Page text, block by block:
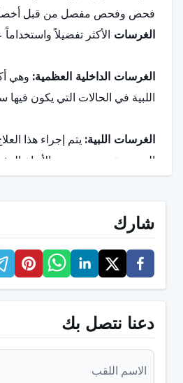
فحص وفحص مفصل من قبل أخصائي
الغرسات الأكثر تفضيلاً واستخداماً
الغرسات الداخلية العظمية: وهي
اللبية في الحالات التي يكون فيها
الغرسات اللبية: يتم إجراء هذا
الموجودة. وهي من بين الأنواع
الغرسات عبر العظمية:يتم وضع
وبما أنه إجراء صعب من حيث
الغرسات داخل المخاطية:تتكون
الغرسات تحت المخاطية:وهي
كفاية عظم الفك الطبيعي لدعم
شارك
دعنا نتصل بك